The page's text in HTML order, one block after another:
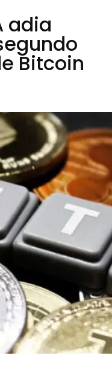
adia
Bitcoin